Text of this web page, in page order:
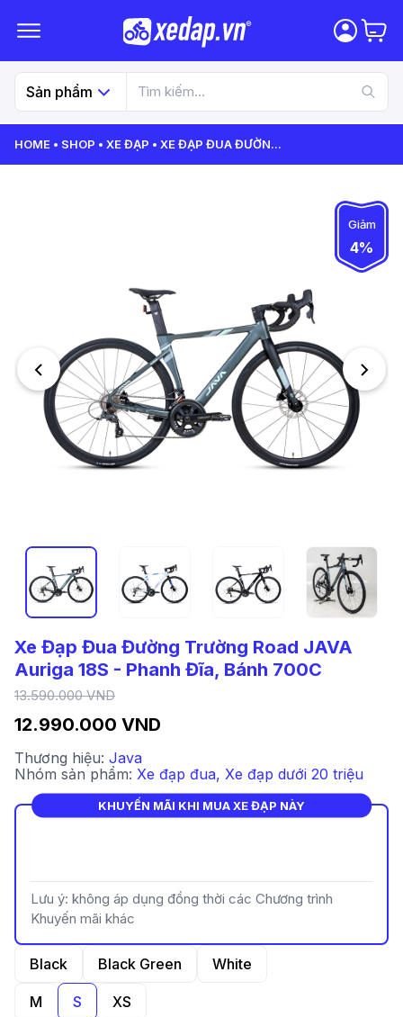
Sản phẩm
HOME SHOP XE ĐẠP XE ĐẠP ĐUA ĐƯỜN...
Giảm
4%
Xe Đạp Đua Đường Trường Road JAVA
Auriga 18S - Phanh Đĩa, Bánh 700C
12.990.000 VND
13.590.000 VND
Thương hiệu: Java
Nhóm sản phẩm: Xe đạp đua, Xe đạp dưới 20 triệu
KHUYẾN MÃI KHI MUA XE ĐẠP NÀY
Lưu ý: không áp dụng đồng thời các Chương trình
Khuyến mãi khác
Black Black Green White
M S
XS